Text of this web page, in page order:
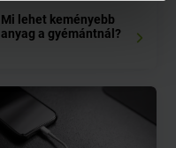
Mi lehet keményebb
anyag a gyémántnál?